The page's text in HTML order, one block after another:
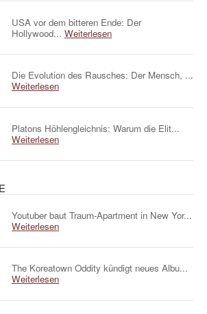
USA vor dem bitteren Ende: Der
Hollywood... Weiterlesen
Die Evolution des Rausches: Der Mensch, ...
Weiterlesen
Platons Höhlengleichnis: Warum die Elit...
Weiterlesen
Youtuber baut Traum-Apartment in New Yor...
Weiterlesen
The Koreatown Oddity kündigt neues Albu...
Weiterlesen